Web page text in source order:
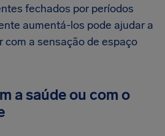
fechados por períodos
aumentá-los pode ajudar a
com a sensação de espaço
a saúde ou com o